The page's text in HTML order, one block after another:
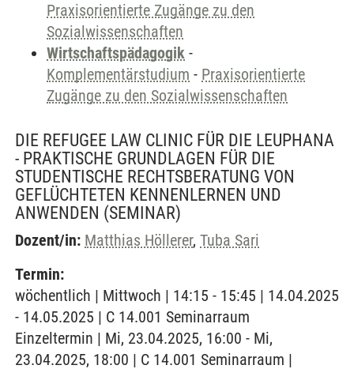
Praxisorientierte Zugänge zu den
Sozialwissenschaften
Wirtschaftspädagogik -
Komplementärstudium - Praxisorientierte
Zugänge zu den Sozialwissenschaften
DIE REFUGEE LAW CLINIC FÜR DIE LEUPHANA
- PRAKTISCHE GRUNDLAGEN FÜR DIE
STUDENTISCHE RECHTSBERATUNG VON
GEFLÜCHTETEN KENNENLERNEN UND
ANWENDEN (SEMINAR)
Dozent/in: Matthias Höllerer, Tuba Sari
Termin:
wöchentlich | Mittwoch | 14:15 - 15:45 | 14.04.2025
- 14.05.2025 | C 14.001 Seminarraum
Einzeltermin | Mi, 23.04.2025, 16:00 - Mi,
23.04.2025, 18:00 | C 14.001 Seminarraum |